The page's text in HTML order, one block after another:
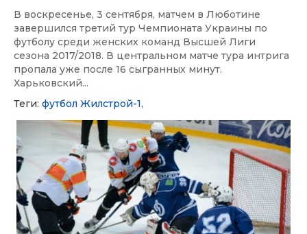
В воскресенье, 3 сентября, матчем в Люботине
завершился третий тур Чемпионата Украины по
футболу среди женских команд Высшей Лиги
сезона 2017/2018. В центральном матче тура интрига
пропала уже после 16 сыгранных минут.
Харьковский...
Теги: футбол Жилстрой-1,